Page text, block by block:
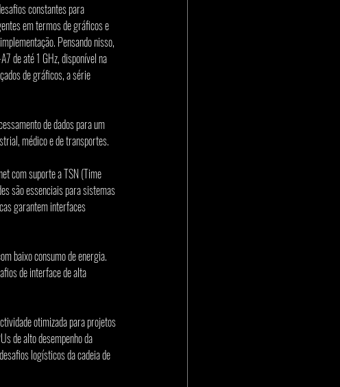
constantes para
em termos de gráficos e
Pensando nisso,
de até 1 GHz, disponível na
de gráficos, a série
de dados para um
médico e de transportes.
com suporte a TSN (Time
são essenciais para sistemas
garantem interfaces
baixo consumo de energia.
de interface de alta
otimizada para projetos
de alto desempenho da
logísticos da cadeia de